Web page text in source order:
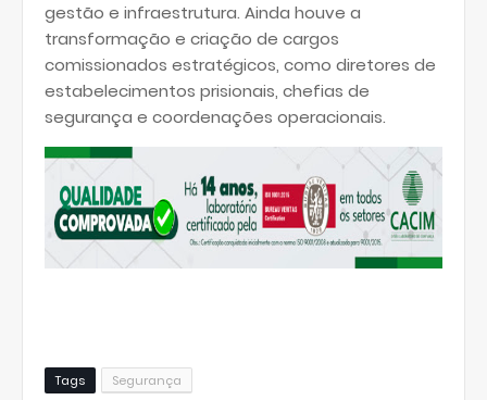
gestão e infraestrutura. Ainda houve a
transformação e criação de cargos
comissionados estratégicos, como diretores de
estabelecimentos prisionais, chefias de
segurança e coordenações operacionais.
Tags Segurança